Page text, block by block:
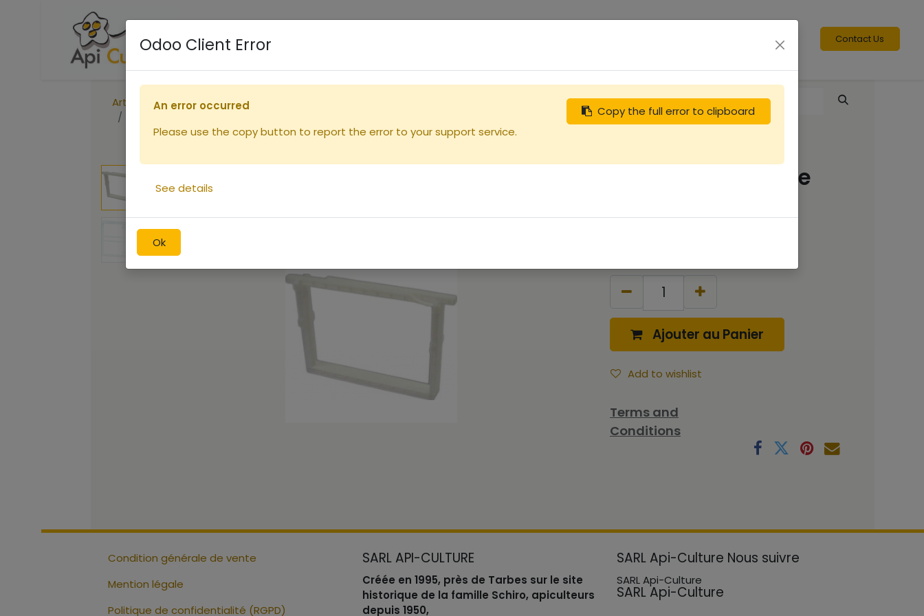
Accueil Boutique Contact Us
Articles
Ruches
Cadron - 1/2 cadre
Ajouter au Panier
Add to wishlist
Terms and
Conditions
Condition générale de vente
Mention légale
Politique de confidentialité (RGPD)
SARL API-CULTURE
Créée en 1995, près de Tarbes sur le site
historique de la famille Schiro, apiculteurs
depuis 1950,
SARL Api-Culture Nous suivre
SARL Api-Culture
SARL Api-Culture
Odoo Client Error
Ok
Copy the full error to clipboard
An error occurred
Please use the copy button to report the error to your support service.
See details